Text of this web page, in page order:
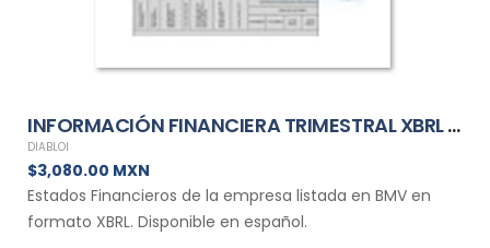
INFORMACIÓN FINANCIERA TRIMESTRAL XBRL DE DIABLOI
DIABLOI
$3,080.00 MXN
Estados Financieros de la empresa listada en BMV en
formato XBRL. Disponible en español.